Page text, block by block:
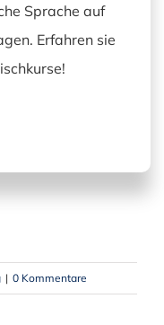
Sprache auf
Erfahren sie
| 0 Kommentare